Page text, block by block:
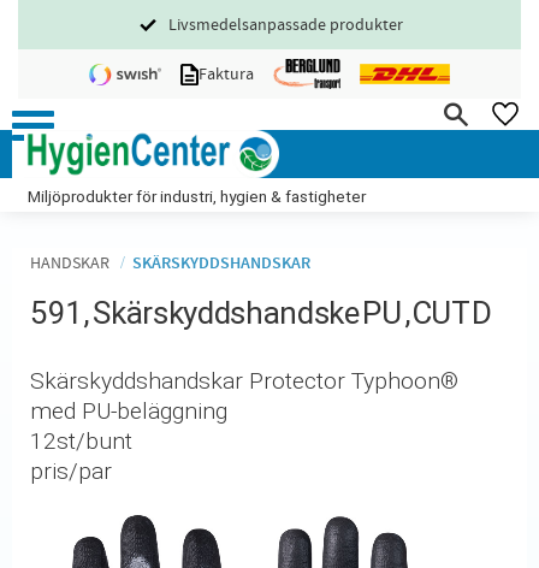
Meny
Livsmedelsanpassade produkter
Faktura
Miljöprodukter för industri, hygien & fastigheter
HANDSKAR SKÄRSKYDDSHANDSKAR
591, Skärskyddshandske PU ,CUT D
Skärskyddshandskar Protector Typhoon®
med PU-beläggning
12st/bunt
pris/par